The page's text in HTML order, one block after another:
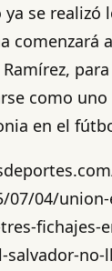
se realizó
comenzará
como
en el
07/04/
fichajes-
salvador-